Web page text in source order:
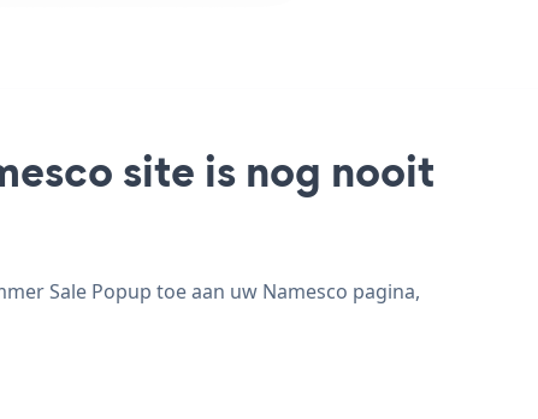
site is nog nooit
Sale Popup toe aan uw Namesco pagina,